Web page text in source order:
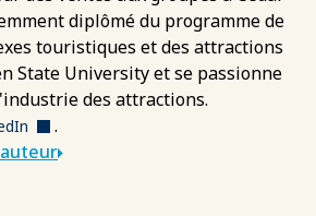
diplômé du programme de
touristiques et des attractions
State University et se passionne
des attractions.
.